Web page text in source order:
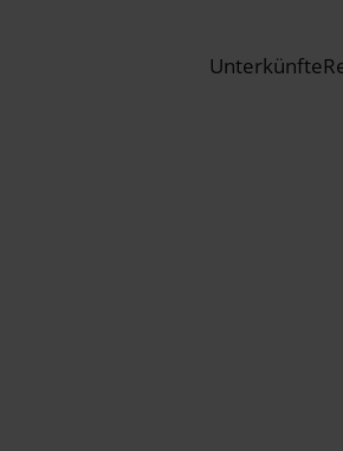
Unterkünfte